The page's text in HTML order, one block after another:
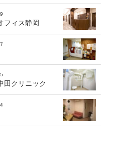
フィス静岡
田クリニック